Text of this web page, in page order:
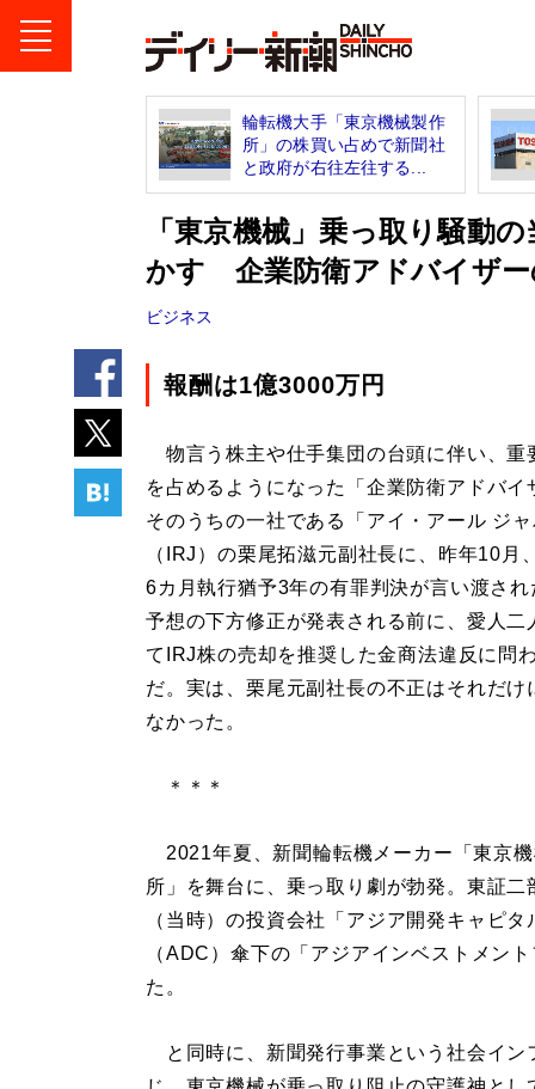
輪転機大手「東京機械製作
所」の株買い占めで新聞社
と政府が右往左往する...
「東京機械」乗っ取り騒動
かす 企業防衛アドバイザー
ビジネス
報酬は1億3000万円
物言う株主や仕手集団の台頭に伴い、重
を占めるようになった「企業防衛アドバイ
そのうちの一社である「アイ・アール ジ
（IRJ）の栗尾拓滋元副社長に、昨年10月
6カ月執行猶予3年の有罪判決が言い渡され
予想の下方修正が発表される前に、愛人二
てIRJ株の売却を推奨した金商法違反に問
だ。実は、栗尾元副社長の不正はそれだけ
なかった。
＊＊＊
2021年夏、新聞輪転機メーカー「東京
所」を舞台に、乗っ取り劇が勃発。東証二
（当時）の投資会社「アジア開発キャピタ
（ADC）傘下の「アジアインベストメン
た。
と同時に、新聞発行事業という社会イン